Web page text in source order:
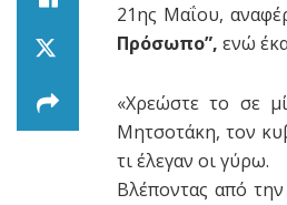
21ης Μαΐου,
Πρόσωπο”, ενώ
«Χρεώστε το σε
Μητσοτάκη, τον
τι έλεγαν οι γύρω.
Βλέποντας από